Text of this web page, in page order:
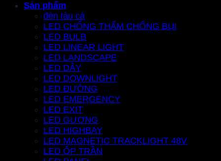
Sản phẩm
đèn tàu cá
LED CHỐNG THẤM CHỐNG BỤI
LED BULB
LED LINEAR LIGHT
LED LANDSCAPE
LED DÂY
LED DOWNLIGHT
LED ĐƯỜNG
LED EMERGENCY
LED EXIT
LED GƯƠNG
LED HIGHBAY
LED MAGNETIC TRACKLIGHT 48V
LED ỐP TRẦN